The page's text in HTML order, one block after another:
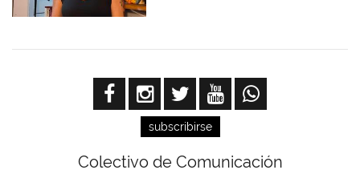
subscribirse
Colectivo de Comunicación